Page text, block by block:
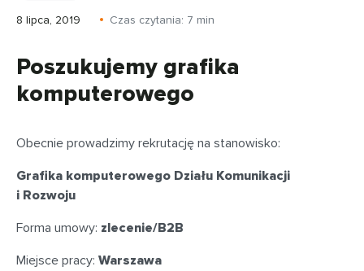
8 lipca, 2019 Czas czytania: 7 min
Poszukujemy grafika
komputerowego
Obecnie prowadzimy rekrutację na stanowisko:
Grafika komputerowego Działu Komunikacji
i Rozwoju
Forma umowy: zlecenie/B2B
Miejsce pracy: Warszawa